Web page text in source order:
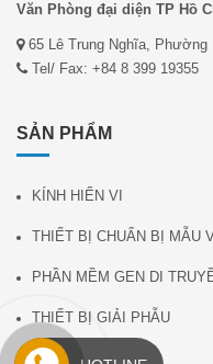
Văn Phòng đại diện TP Hồ
65 Lê Trung Nghĩa, Phường
Tel/ Fax: +84 8 399 19355
SẢN PHẨM
KÍNH HIỂN VI
THIẾT BỊ CHUẨN BỊ MẪU
PHẦN MỀM GEN DI
THIẾT BỊ GIẢI PHẪU
THIẾT BỊ PHÁP Y